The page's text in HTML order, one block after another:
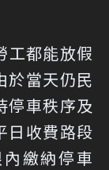
工都能放假
於當天仍民
停車秩序及
日收費路段
繳納停車